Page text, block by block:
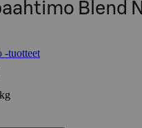
Blend
-tuotteet